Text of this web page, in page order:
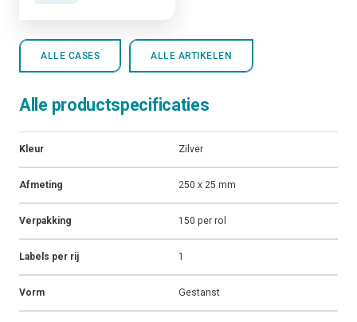
ALLE CASES ALLE ARTIKELEN
Alle productspecificaties
Kleur Zilver
Afmeting 250 x 25 mm
Verpakking 150 per rol
Labels per rij 1
Vorm Gestanst